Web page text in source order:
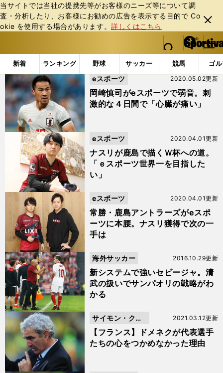
当サイトでは当社の提携先等がお客様のニーズ等について調
査・分析したり、お客様にお勧めの広告を表⽰する⽬的で Co
okie を使⽤する場合があります。詳しくはこちら
閉じ
る
web Sportiva (webスポルティーバ)
検索
マイペ
ー
ジ
メニュ
新着 ランキング 野球 サッカー 競馬 ゴ
b
ス
ポ
ル
テ
ィ
ー
バ
「#ナスリ」の最新ニュース・ 情報
岡崎慎司がeスポーツで弱音。刺
激的な４日間で「心臓が痛い」
2020.05.02更新
eスポーツ
ナスリが鹿島で描くＷ杯への道。
「ｅスポーツ世界一を目指した
い」
2020.04.01更新
eスポーツ
常勝・鹿島アントラーズがeスポ
ーツに本腰。ナスリ獲得で次の一
手は
2020.04.01更新
eスポーツ
新システムで強いセビージャ。清
武の扱いでサンパオリの戦略がわ
かる
2016.10.29更新
海外サッカー
【フランス】ドメネクが代表選手
たちの心をつかめなかった理由
2021.03.12更新
サイモン・クー
パー